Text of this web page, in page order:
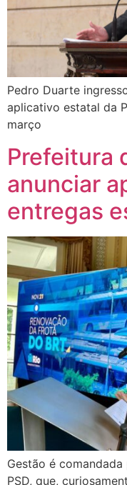
Pedro Duarte
aplicativo estatal da
março
Prefeitura
anunciar
entregas
Gestão é
PSD, que,